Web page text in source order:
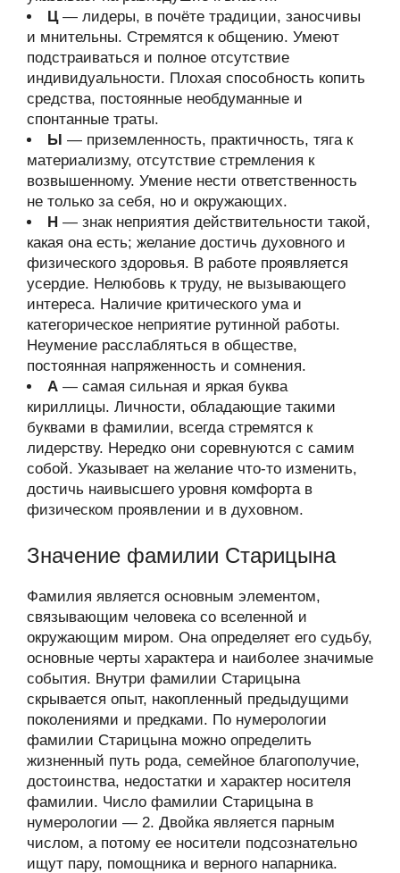
Ц— лидеры, в почёте традиции, заносчивы
и мнительны. Стремятся к общению. Умеют
подстраиваться и полное отсутствие
индивидуальности. Плохая способность копить
средства, постоянные необдуманные и
спонтанные траты.
Ы — приземленность, практичность, тяга к
материализму, отсутствие стремления к
возвышенному. Умение нести ответственность
не только за себя, но и окружающих.
Н — знак неприятия действительности такой,
какая она есть; желание достичь духовного и
физического здоровья. В работе проявляется
усердие. Нелюбовь к труду, не вызывающего
интереса. Наличие критического ума и
категорическое неприятие рутинной работы.
Неумение расслабляться в обществе,
постоянная напряженность и сомнения.
А — самая сильная и яркая буква
кириллицы. Личности, обладающие такими
буквами в фамилии, всегда стремятся к
лидерству. Нередко они соревнуются с самим
собой. Указывает на желание что-то изменить,
достичь наивысшего уровня комфорта в
физическом проявлении и в духовном.
Значение фамилии Старицына
Фамилия является основным элементом,
связывающим человека со вселенной и
окружающим миром. Она определяет его судьбу,
основные черты характера и наиболее значимые
события. Внутри фамилии Старицына
скрывается опыт, накопленный предыдущими
поколениями и предками. По нумерологии
фамилии Старицына можно определить
жизненный путь рода, семейное благополучие,
достоинства, недостатки и характер носителя
фамилии. Число фамилии Старицына в
нумерологии — 2. Двойка является парным
числом, а потому ее носители подсознательно
ищут пару, помощника и верного напарника.